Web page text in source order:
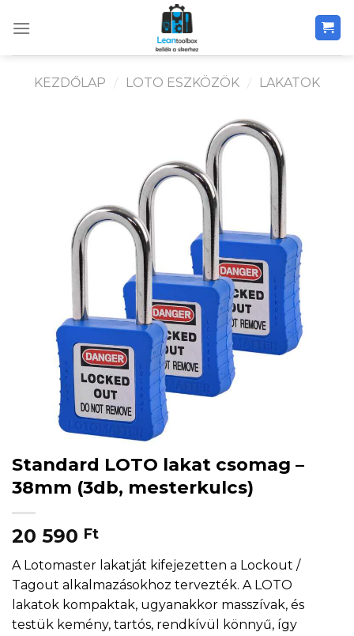
KEZDŐLAP / LOTO ESZKÖZÖK / LAKATOK
Standard LOTO lakat csomag –
38mm (3db, mesterkulcs)
20 590 Ft
A Lotomaster lakatját kifejezetten a Lockout /
Tagout alkalmazásokhoz tervezték. A LOTO
lakatok kompaktak, ugyanakkor masszívak, és
testük kemény, tartós, rendkívül könnyű, így